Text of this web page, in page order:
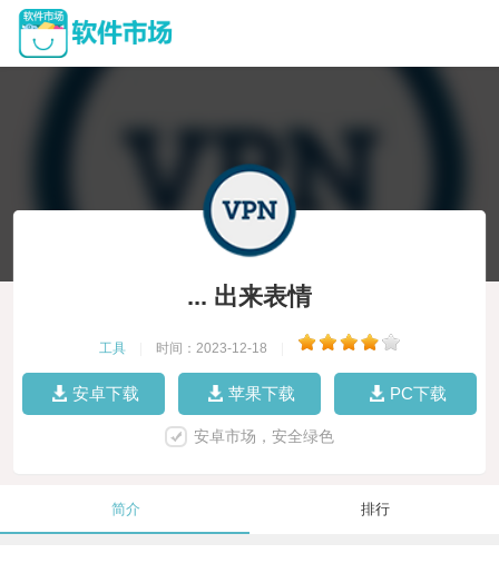
... 出来表情
工具 时间：2023-12-18
安卓下载 苹果下载 PC下载
安卓市场，安全绿色
简介 排行